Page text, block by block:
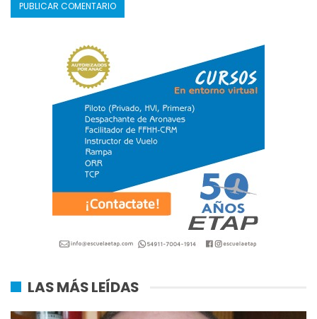
LAS MÁS LEÍDAS